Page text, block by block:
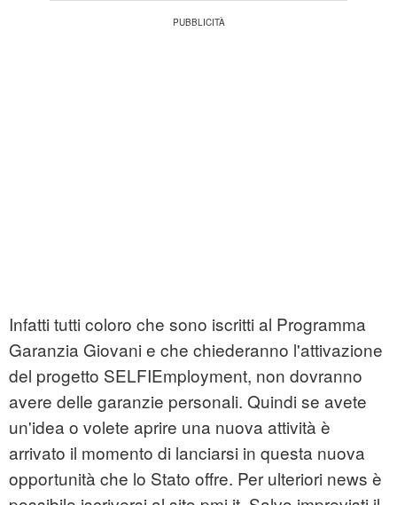
Infatti tutti coloro che sono iscritti al Programma
Garanzia Giovani e che chiederanno l'attivazione
del progetto SELFIEmployment, non dovranno
avere delle garanzie personali. Quindi se avete
un'idea o volete aprire una nuova attività è
arrivato il momento di lanciarsi in questa nuova
opportunità che lo Stato offre. Per ulteriori news è